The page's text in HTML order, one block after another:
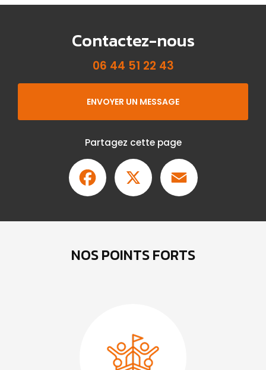
Contactez-nous
06 44 51 22 43
ENVOYER UN MESSAGE
Partagez cette page
Facebook
NOS POINTS FORTS